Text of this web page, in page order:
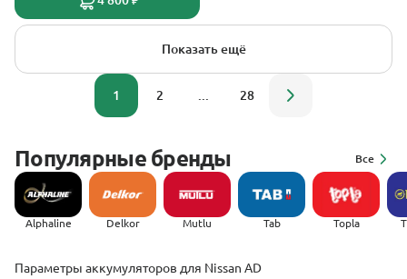
Показать ещё
1 2 28
Популярные бренды Все
Alphaline Delkor Mutlu Tab Topla
­­­­Параметры аккумуляторов для Nissan AD